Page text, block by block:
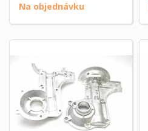
Na objednávku